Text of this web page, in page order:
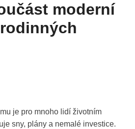
moderní
je pro mnoho lidí životním
sny, plány a nemalé investice.